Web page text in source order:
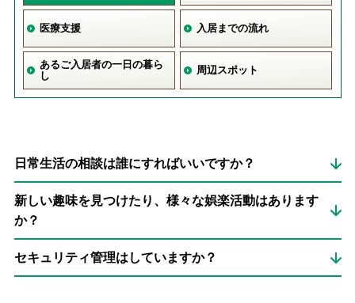
医療支援 入居までの流れ
あるご入居者の一日の暮ら
し
周辺スポット
日常生活の相談は誰にすればいいですか？
新しい趣味を見つけたり、様々な娯楽活動はあります
か？
セキュリティ管理はしていますか？